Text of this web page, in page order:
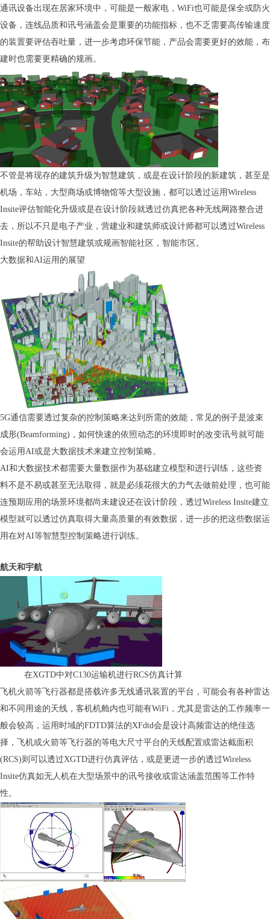
通讯设备出现在居家环境中，可能是一般家电，WiFi也可能是保全或防火
设备，连线品质和讯号涵盖会是重要的功能指标，也不乏需要高传输速度
的装置要评估吞吐量，进一步考虑环保节能，产品会需要更好的效能，布
建时也需要更精确的规画。
不管是将现存的建筑升级为智慧建筑，或是在设计阶段的新建筑，甚至是
机场，车站，大型商场或博物馆等大型设施，都可以透过运用Wireless
Insite评估智能化升级或是在设计阶段就透过仿真把各种无线网路整合进
去，所以不只是电子产业，营建业和建筑师或设计师都可以透过Wireless
Insite的帮助设计智慧建筑或规画智能社区，智能市区。
大数据和AI运用的展望
5G通信需要透过复杂的控制策略来达到所需的效能，常见的例子是波束
成形(Beamforming)，如何快速的依照动态的环境即时的改变讯号就可能
会运用AI或是大数据技术来建立控制策略。
AI和大数据技术都需要大量数据作为基础建立模型和进行训练，这些资
料不是不易或甚至无法取得，就是必须花很大的力气去做前处理，也可能
连预期应用的场景环境都尚未建设还在设计阶段，透过Wireless Insite建立
模型就可以透过仿真取得大量高质量的有效数据，进一步的把这些数据运
用在对AI等智慧型控制策略进行训练。
航天和宇航
在XGTD中对C130运输机进行RCS仿真计算
飞机火箭等飞行器都是搭载许多无线通讯装置的平台，可能会有各种雷达
和不同用途的天线，客机机舱内也可能有WiFi，尤其是雷达的工作频率一
般会较高，运用时域的FDTD算法的XFdtd会是设计高频雷达的绝佳选
择，飞机或火箭等飞行器的等电大尺寸平台的天线配置或雷达截面积
(RCS)则可以透过XGTD进行仿真评估，或是更进一步的透过Wireless
Insite仿真如无人机在大型场景中的讯号接收或雷达涵盖范围等工作特
性。